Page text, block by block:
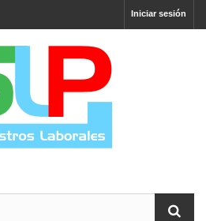
Iniciar sesión